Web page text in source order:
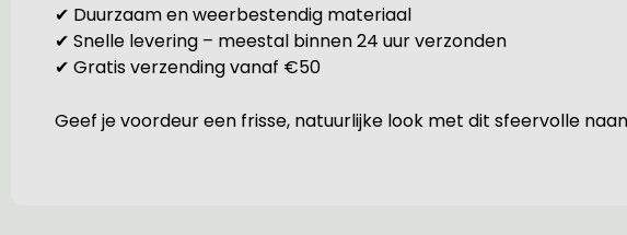
✔ Duurzaam en weerbestendig materiaal
✔ Snelle levering – meestal binnen 24 uur verzonden
✔ Gratis verzending vanaf €50
Geef je voordeur een frisse, natuurlijke look met dit sfeervolle